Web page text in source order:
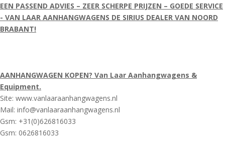
EEN PASSEND ADVIES – ZEER SCHERPE PRIJZEN – GOEDE SERVICE
- VAN LAAR AANHANGWAGENS DE SIRIUS DEALER VAN NOORD
BRABANT!
AANHANGWAGEN KOPEN? Van Laar Aanhangwagens &
Equipment.
Site: www.vanlaaraanhangwagens.nl
Mail: info@vanlaaraanhangwagens.nl
Gsm: +31(0)626816033
Gsm: 0626816033